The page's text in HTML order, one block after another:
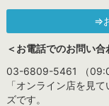
⇒
＜お電話でのお問い合
03-6809-5461 （
「オンライン店を見
ズです。